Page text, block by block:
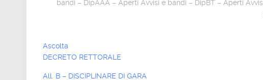
bandi – DipAAA – Aperti Avvisi e bandi – DipBT – Aperti
Ascolta
DECRETO RETTORALE
All. B – DISCIPLINARE DI GARA